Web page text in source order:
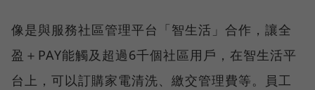
像是與服務社區管理平台「智生活」合作，讓全
盈＋PAY能觸及超過6千個社區用戶，在智生活平
台上，可以訂購家電清洗、繳交管理費等。員工